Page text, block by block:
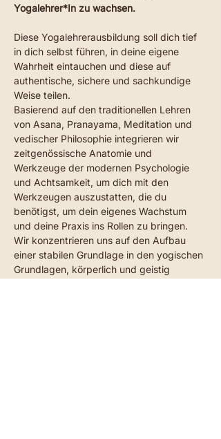
Yogalehrer*In zu wachsen.
Diese Yogalehrerausbildung soll dich tief
in dich selbst führen, in deine eigene
Wahrheit eintauchen und diese auf
authentische, sichere und sachkundige
Weise teilen.
Basierend auf den traditionellen Lehren
von Asana, Pranayama, Meditation und
vedischer Philosophie integrieren wir
zeitgenössische Anatomie und
Werkzeuge der modernen Psychologie
und Achtsamkeit, um dich mit den
Werkzeugen auszustatten, die du
benötigst, um dein eigenes Wachstum
und deine Praxis ins Rollen zu bringen.
Wir konzentrieren uns auf den Aufbau
einer stabilen Grundlage in den yogischen
Grundlagen, körperlich und geistig